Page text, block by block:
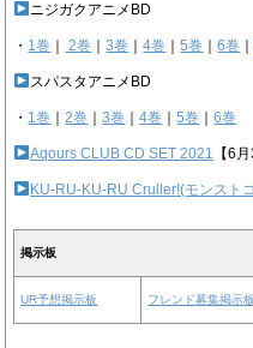
ニジガクアニメBD
・ 1巻 2巻 ｜3巻 ｜4巻 ｜5巻 ｜6巻
スパスタアニメBD
・ 1巻 ｜2巻 ｜3巻 ｜4巻 ｜5巻 ｜6巻
Aqours CLUB CD SET 2021 【6
KU-RU-KU-RU Cruller!(モンスト
掲示板
UR予想掲示板 フレンド募集掲示板